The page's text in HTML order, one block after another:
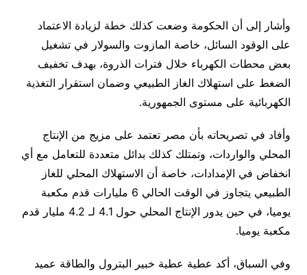
وأشار إلى أن الحكومة وضعت كذلك خطة لزيادة الاعتماد
على الوقود السائل، خاصة المازوت والسولار في تشغيل
بعض محطات الكهرباء خلال فترات الذروة، بهدف تخفيف
الضغط على استهلاك الغاز الطبيعي وضمان استقرار التغذية
الكهربائية على مستوى الجمهورية.
وأفاد في تصريحاته بأن مصر تعتمد على مزيج من الإنتاج
المحلي والواردات، وتمتلك كذلك بدائل متعددة للتعامل مع أي
انخفاض في الإمدادات، خاصة أن الاستهلاك المحلي للغاز
الطبيعي يتجاوز في الوقت الحالي 6 مليارات قدم مكعبة
يوميا، في حين يدور الإنتاج المحلي حول 4.1 لـ 4.2 مليار قدم
مكعبة يوميا.
وفي السباق، أكد عطية عطية خبير البترول والطاقة عميد